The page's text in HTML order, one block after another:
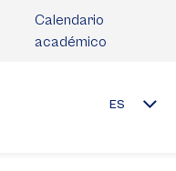
Calendario
académico
ES